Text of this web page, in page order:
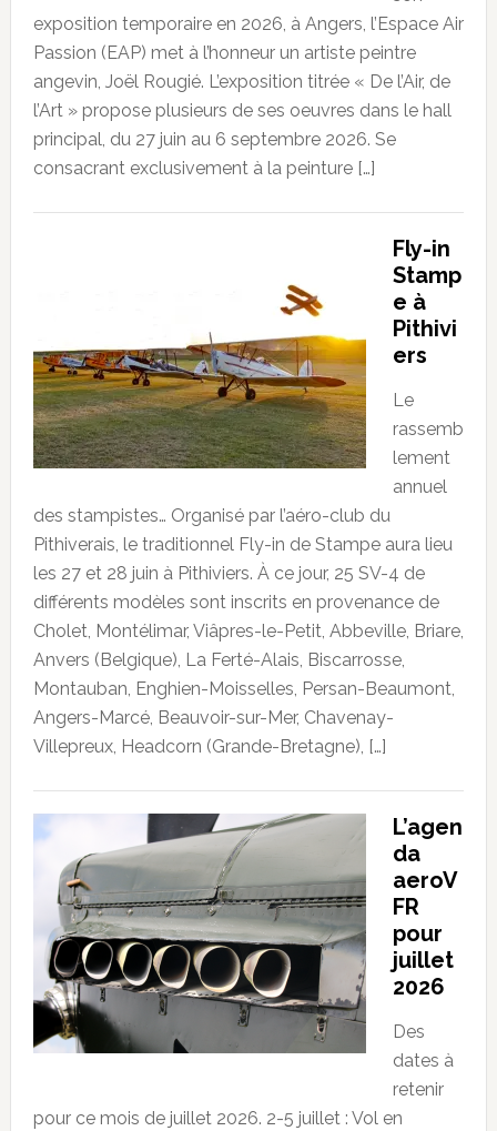
exposition temporaire en 2026, à Angers, l’Espace Air
Passion (EAP) met à l’honneur un artiste peintre
angevin, Joël Rougié. L’exposition titrée « De l’Air, de
l’Art » propose plusieurs de ses oeuvres dans le hall
principal, du 27 juin au 6 septembre 2026. Se
consacrant exclusivement à la peinture […]
Fly-in
Stamp
e à
Pithivi
ers
Le
rassemb
lement
annuel
des stampistes… Organisé par l’aéro-club du
Pithiverais, le traditionnel Fly-in de Stampe aura lieu
les 27 et 28 juin à Pithiviers. À ce jour, 25 SV-4 de
différents modèles sont inscrits en provenance de
Cholet, Montélimar, Viâpres-le-Petit, Abbeville, Briare,
Anvers (Belgique), La Ferté-Alais, Biscarrosse,
Montauban, Enghien-Moisselles, Persan-Beaumont,
Angers-Marcé, Beauvoir-sur-Mer, Chavenay-
Villepreux, Headcorn (Grande-Bretagne), […]
L’agen
da
aeroV
FR
pour
juillet
2026
Des
dates à
retenir
pour ce mois de juillet 2026. 2-5 juillet : Vol en